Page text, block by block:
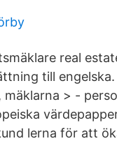
real
till
mäklarna > -
lerna för att